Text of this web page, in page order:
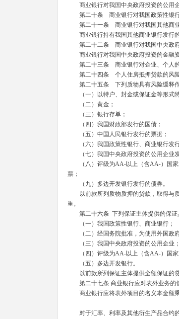
商业银行对我国中央政府投资的公用
第二十条 商业银行对我国政策性银行
第二十一条 商业银行对我国其他商业
商业银行持有我国其他商业银行发行
第二十二条 商业银行对我国中央政府
商业银行对我国中央政府投资的金融
第二十三条 商业银行对企业、个人的
第二十四条 个人住房抵押贷款的风
第二十五条 下列质物具有风险缓释
（一）以特户、封金或保证金等形式
（二）黄金；
（三）银行存单；
（四）我国财政部发行的国债；
（五）中国人民银行发行的票据；
（六）我国政策性银行、商业银行发
（七）我国中央政府投资的公用企业
（八）评级为AA-以上（含AA-）国
票；
（九）多边开发银行发行的债券。
以前款所列质物质押的贷款，取得与质
重。
第二十六条 下列保证主体提供的保
（一）我国政策性银行、商业银行；
（二）经国务院批准，为使用外国政
（三）我国中央政府投资的公用企业
（四）评级为AA-以上（含AA-）国
（五）多边开发银行。
以前款所列保证主体提供全额保证的贷
第二十七条 商业银行应对表外业务
商业银行应将表外项目的名义本金额
对于汇率、利率及其他衍生产品合约